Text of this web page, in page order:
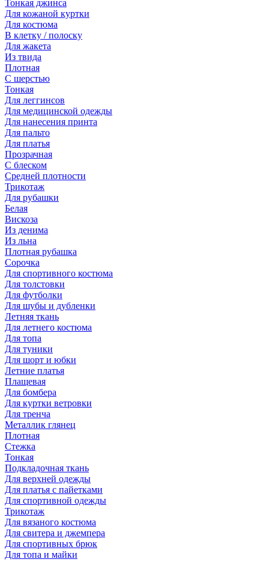
Тонкая джинса
Для кожаной куртки
Для костюма
В клетку / полоску
Для жакета
Из твида
Плотная
С шерстью
Тонкая
Для леггинсов
Для медицинской одежды
Для нанесения принта
Для пальто
Для платья
Прозрачная
С блеском
Средней плотности
Трикотаж
Для рубашки
Белая
Вискоза
Из денима
Из льна
Плотная рубашка
Сорочка
Для спортивного костюма
Для толстовки
Для футболки
Для шубы и дубленки
Летняя ткань
Для летнего костюма
Для топа
Для туники
Для шорт и юбки
Летние платья
Плащевая
Для бомбера
Для куртки ветровки
Для тренча
Металлик глянец
Плотная
Стежка
Тонкая
Подкладочная ткань
Для верхней одежды
Для платья с пайетками
Для спортивной одежды
Трикотаж
Для вязаного костюма
Для свитера и джемпера
Для спортивных брюк
Для топа и майки